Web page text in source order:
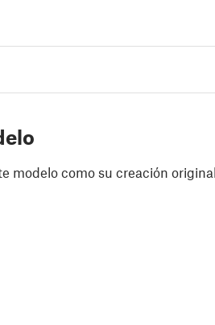
modelo como su creación original.